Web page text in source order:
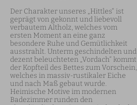
Der Charakter unseres „Hittles“ ist
geprägt von gekonnt und liebevoll
verbautem Altholz, welches vom
ersten Moment an eine ganz
besondere Ruhe und Gemütlichkeit
ausstrahlt. Unterm geschindelten und
dezent beleuchteten „Vordach“ kommt
der Kopfteil des Bettes zum Vorschein,
welches in massiv-rustikaler Eiche
und nach Maß gebaut wurde.
Heimische Motive im modernen
Badezimmer runden den